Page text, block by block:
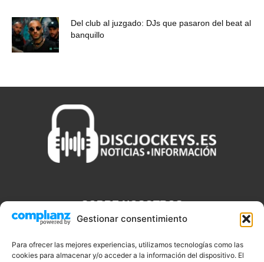
Gestionar consentimiento
Para ofrecer las mejores experiencias, utilizamos tecnologías como las
cookies para almacenar y/o acceder a la información del dispositivo. El
Del club al juzgado: DJs que pasaron del beat al
banquillo
SOBRE NOSOTROS
que necesitas saber sobre noticias, novedades, tecnologías y
aplicaciones que te ayudaran a ser un mejor Djs.